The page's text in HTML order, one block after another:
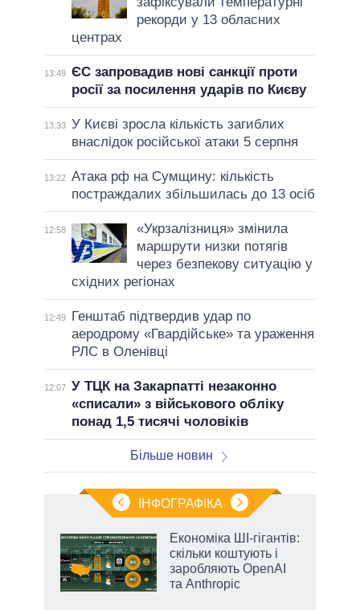
рекорди у 13 обласних
центрах
13:49 ЄС запровадив нові санкції проти
росії за посилення ударів по Києву
13:33 У Києві зросла кількість загиблих
внаслідок російської атаки 5 серпня
13:22 Атака рф на Сумщину: кількість
постраждалих збільшилась до 13 осіб
12:58
«Укрзалізниця» змінила
маршрути низки потягів
через безпекову ситуацію у
східних регіонах
12:49
Генштаб підтвердив удар по
аеродрому «Гвардійське» та ураження
РЛС в Оленівці
12:07 У ТЦК на Закарпатті незаконно
«списали» з військового обліку
понад 1,5 тисячі чоловіків
Більше новин
ІНФОГРАФІКА
Економіка ШІ-гігантів:
скільки коштують і
заробляють OpenAI
та Anthropic